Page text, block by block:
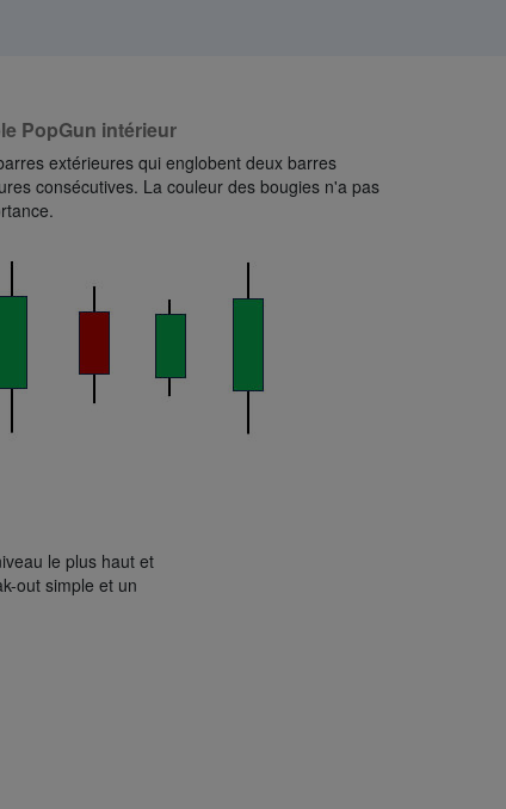
PopGun intérieur
extérieures qui englobent deux barres
consécutives. La couleur des bougies n'a pas
le plus haut et
out simple et un